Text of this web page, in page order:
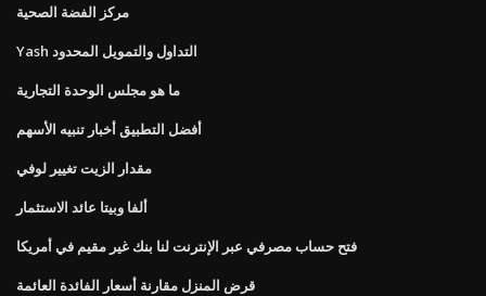
مركز الفضة الصحية
Yash التداول والتمويل المحدود
ما هو مجلس الوحدة التجارية
أفضل التطبيق أخبار تنبيه الأسهم
مقدار الزيت تغيير لوفي
ألفا وبيتا عائد الاستثمار
فتح حساب مصرفي عبر الإنترنت لنا بنك غير مقيم في أمريكا
قرض المنزل مقارنة أسعار الفائدة العائمة